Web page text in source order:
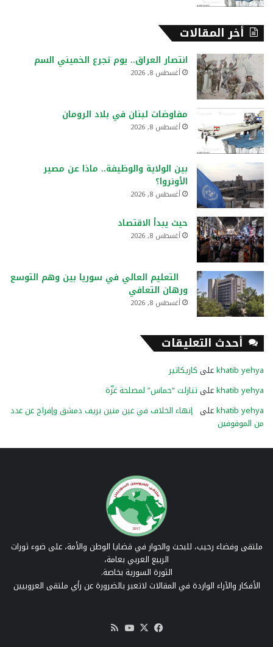
أخر المقالات
انتصار العراق.. يوم تجرع الخميني السم
أغسطس 8, 2026
مفاوضات لبنان في بلاد الرومان
أغسطس 8, 2026
بين الولاية والوظيفة.. ماذا عن مصير
الأونروا؟
أغسطس 8, 2026
حيث يبدأ الاقتصاد
أغسطس 8, 2026
التعليم العالي في سوريا بين وهم التوسع
ورهان التعافي
أغسطس 8, 2026
أحدث التعليقات
khatib yehyaعلى كاريكاتير
khatib yehyaعلى تنازلت “حماس” لمصلحة غزّة
khatib yehyaعلى إنهاء الخلاف في عين منين بريف دمشق وإفراج عن عدد
من الموقوفين
ملتقى وفضاء رحيب، للبحث والحوار في قضايا الوطن والأمة، على ضوء ثورات
الربيع العربي بعامة،
الثورة السورية بخاصة.
الأفكار والآراء الواردة في المقالات لاتعبر بالضرورة عن رأي ملتقى العروبيين
فيسبوك
‫X
‫YouTube